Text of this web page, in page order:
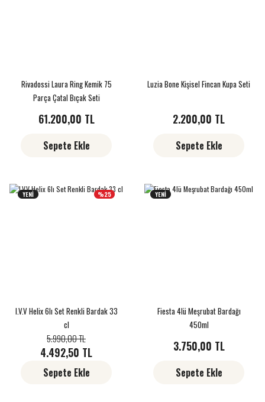
Rivadossi Laura Ring Kemik 75
Parça Çatal Bıçak Seti
61.200,00 TL
Sepete Ekle
Luzia Bone Kişisel Fincan Kupa Seti
2.200,00 TL
Sepete Ekle
%25
YENİ
I.V.V Helix 6lı Set Renkli Bardak 33
cl
4.492,50 TL
5.990,00 TL
Sepete Ekle
YENİ
Fiesta 4lü Meşrubat Bardağı
450ml
3.750,00 TL
Sepete Ekle